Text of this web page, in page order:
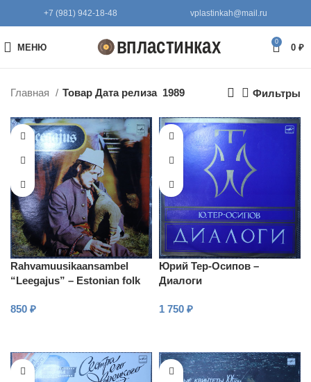
+7 (981) 942-18-48 vplastinkah@mail.ru
МЕНЮ
0
0 ₽
Главная Товар Дата релиза 1989 Фильтры
Rahvamuusikaansambel
“Leegajus” – Estonian folk
850 ₽
Юрий Тер-Осипов –
Диалоги
1 750 ₽